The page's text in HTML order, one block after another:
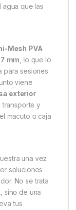
agua que las
Mesh PVA
mm , lo que lo
para sesiones
viene
exterior
transporte y
macuto o caja
una vez
soluciones
No se trata
sino de una
tus